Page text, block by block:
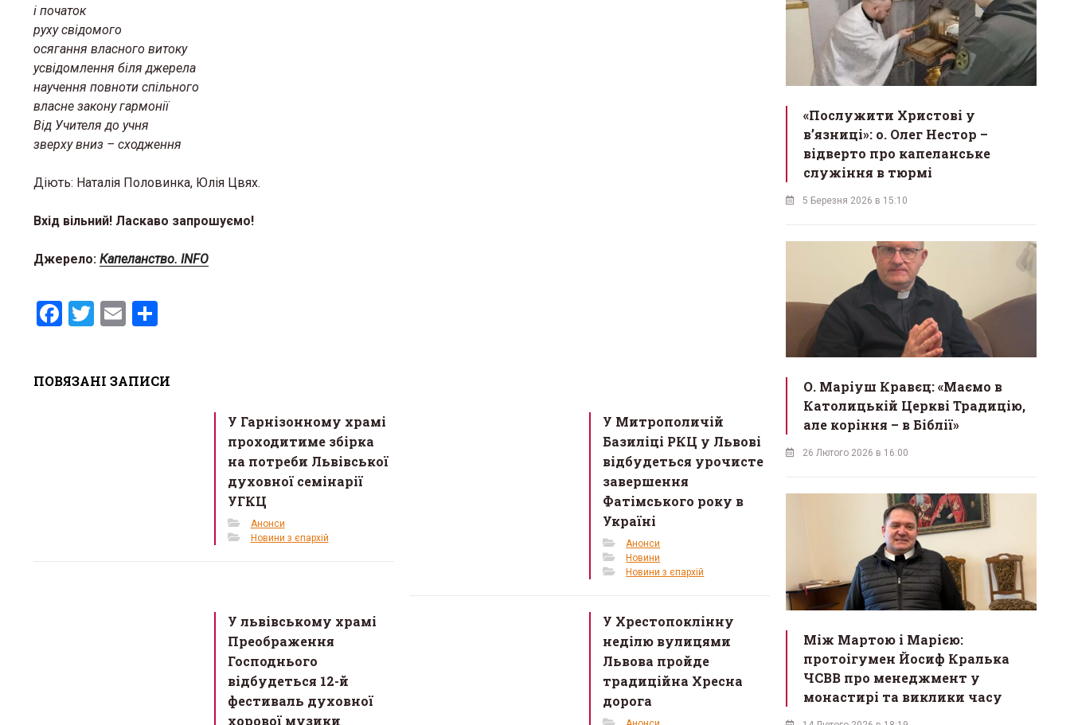
і початок
руху свідомого
осягання власного витоку
усвідомлення біля джерела
научення повноти спільного
власне закону гармонії
Від Учителя до учня
зверху вниз – сходження
Діють: Наталія Половинка, Юлія Цвях.
Вхід вільний! Ласкаво запрошуємо!
Джерело: Капеланство. INFO
F
b
T
er
E
e
ПОВЯЗАНІ ЗАПИСИ
У Гарнізонному храмі
проходитиме збірка
на потреби Львівської
духовної семінарії
УГКЦ
Анонси
Новини з єпархій
У Митрополичій
Базиліці РКЦ у Львові
відбудеться урочисте
завершення
Фатімського року в
Україні
Анонси
Новини
Новини з єпархій
У львівському храмі
Преображення
Господнього
відбудеться 12-й
фестиваль духовної
хорової музики
У Хрестопоклінну
неділю вулицями
Львова пройде
традиційна Хресна
дорога
«Послужити Христові у
вʼязниці»: о. Олег Нестор –
відверто про капеланське
служіння в тюрмі
5 Березня 2026 в 15:10
О. Маріуш Кравєц: «Маємо в
Католицькій Церкві Традицію,
але коріння – в Біблії»
26 Лютого 2026 в 16:00
Між Мартою і Марією:
протоігумен Йосиф Кралька
ЧСВВ про менеджмент у
монастирі та виклики часу